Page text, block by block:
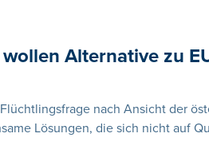
Alternative zu
nach Ansicht der
Lösungen, die sich nicht auf